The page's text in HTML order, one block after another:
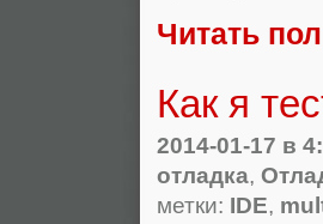
Читать
Как я
2014-01-17 в
отладка,
метки: IDE,